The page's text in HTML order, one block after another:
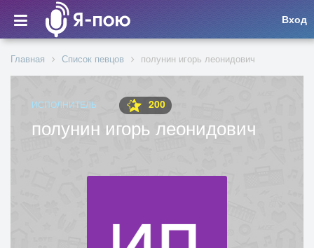
Вход
Главная Список певцов полунин игорь леонидович
ИСПОЛНИТЕЛЬ 200
полунин игорь леонидович